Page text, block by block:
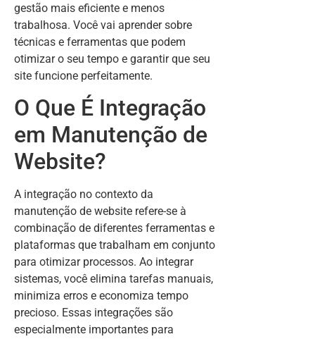
gestão mais eficiente e menos
trabalhosa. Você vai aprender sobre
técnicas e ferramentas que podem
otimizar o seu tempo e garantir que seu
site funcione perfeitamente.
O Que É Integração
em Manutenção de
Website?
A integração no contexto da
manutenção de website refere-se à
combinação de diferentes ferramentas e
plataformas que trabalham em conjunto
para otimizar processos. Ao integrar
sistemas, você elimina tarefas manuais,
minimiza erros e economiza tempo
precioso. Essas integrações são
especialmente importantes para